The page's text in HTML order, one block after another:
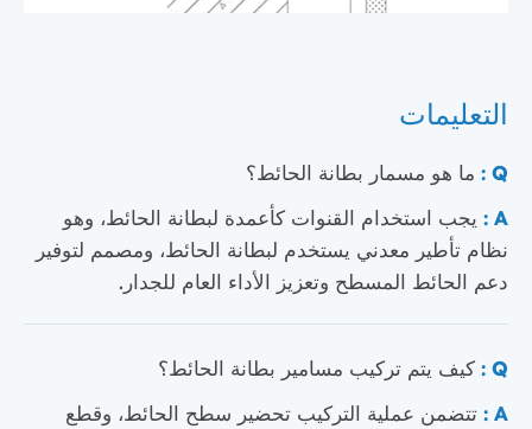
التعليمات
Q : ما هو مسمار بطانة الحائط؟
A :
يجب استخدام القنوات كأعمدة لبطانة الحائط، وهو
نظام تأطير معدني يستخدم لبطانة الحائط، ومصمم لتوفير
دعم الحائط المسطح وتعزيز الأداء العام للجدار.
Q : كيف يتم تركيب مسامير بطانة الحائط؟
A :
تتضمن عملية التركيب تحضير سطح الحائط، وقطع